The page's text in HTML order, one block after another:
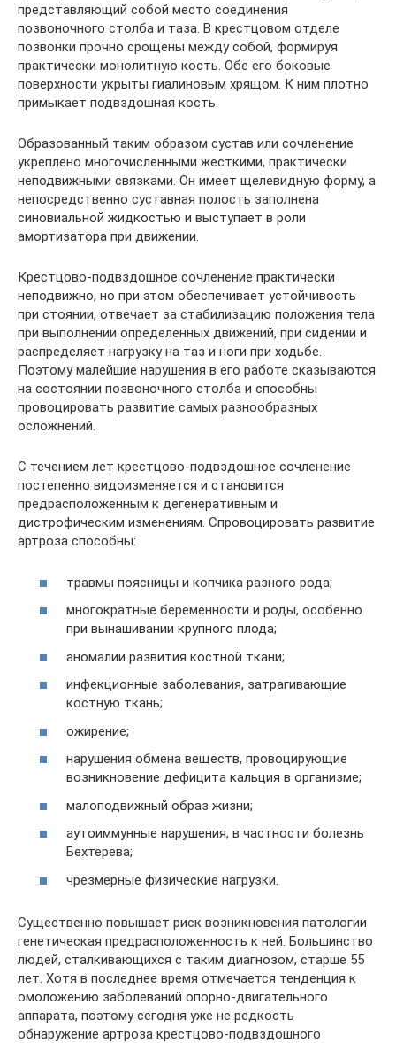
представляющий собой место соединения
позвоночного столба и таза. В крестцовом отделе
позвонки прочно срощены между собой, формируя
практически монолитную кость. Обе его боковые
поверхности укрыты гиалиновым хрящом. К ним плотно
примыкает подвздошная кость.
Образованный таким образом сустав или сочленение
укреплено многочисленными жесткими, практически
неподвижными связками. Он имеет щелевидную форму, а
непосредственно суставная полость заполнена
синовиальной жидкостью и выступает в роли
амортизатора при движении.
Крестцово-подвздошное сочленение практически
неподвижно, но при этом обеспечивает устойчивость
при стоянии, отвечает за стабилизацию положения тела
при выполнении определенных движений, при сидении и
распределяет нагрузку на таз и ноги при ходьбе.
Поэтому малейшие нарушения в его работе сказываются
на состоянии позвоночного столба и способны
провоцировать развитие самых разнообразных
осложнений.
С течением лет крестцово-подвздошное сочленение
постепенно видоизменяется и становится
предрасположенным к дегенеративным и
дистрофическим изменениям. Спровоцировать развитие
артроза способны:
травмы поясницы и копчика разного рода;
многократные беременности и роды, особенно
при вынашивании крупного плода;
аномалии развития костной ткани;
инфекционные заболевания, затрагивающие
костную ткань;
ожирение;
нарушения обмена веществ, провоцирующие
возникновение дефицита кальция в организме;
малоподвижный образ жизни;
аутоиммунные нарушения, в частности болезнь
Бехтерева;
чрезмерные физические нагрузки.
Существенно повышает риск возникновения патологии
генетическая предрасположенность к ней. Большинство
людей, сталкивающихся с таким диагнозом, старше 55
лет. Хотя в последнее время отмечается тенденция к
омоложению заболеваний опорно-двигательного
аппарата, поэтому сегодня уже не редкость
обнаружение артроза крестцово-подвздошного